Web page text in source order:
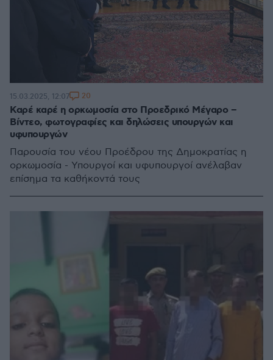
Καρέ καρέ η ορκωμοσία στο Προεδρικό Μέγαρο –
Βίντεο, φωτογραφίες και δηλώσεις υπουργών και
υφυπουργών
Παρουσία του νέου Προέδρου της Δημοκρατίας η
ορκωμοσία - Υπουργοί και υφυπουργοί ανέλαβαν
επίσημα τα καθήκοντά τους
15.03.2025, 12:07 20